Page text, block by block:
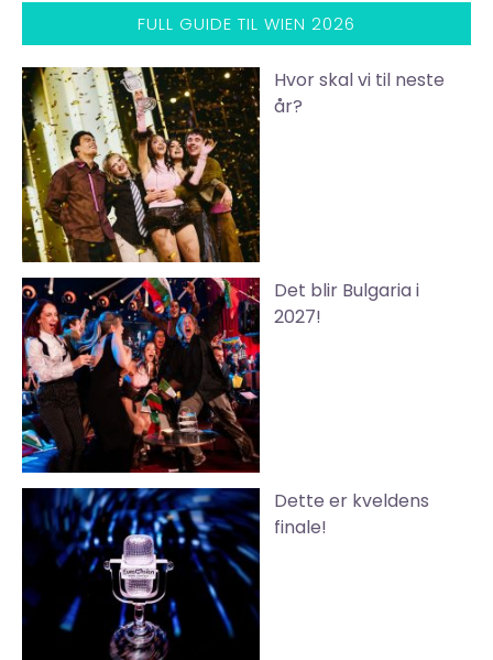
FULL GUIDE TIL WIEN 2026
Hvor skal vi til neste
år?
Det blir Bulgaria i
2027!
Dette er kveldens
finale!